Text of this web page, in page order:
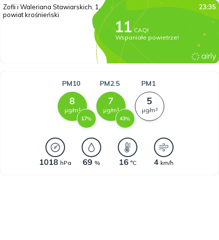
Zofii i Waleriana Stawiarskich, 1,
powiat krośnieński
23:35
CAQI
Wspaniałe powietrze!
PM10
µg/m³
%
PM2.5
µg/m³
%
PM1
µg/m³
hPa % °C km/h